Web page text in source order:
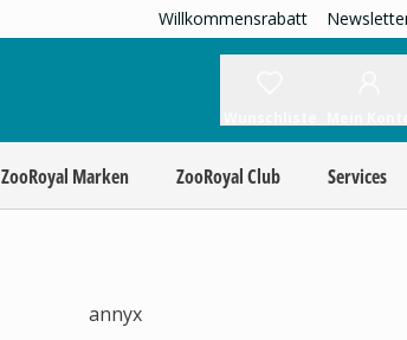
Willkommensrabatt
ZooRoyal Marken ZooRoyal Club Services
annyx